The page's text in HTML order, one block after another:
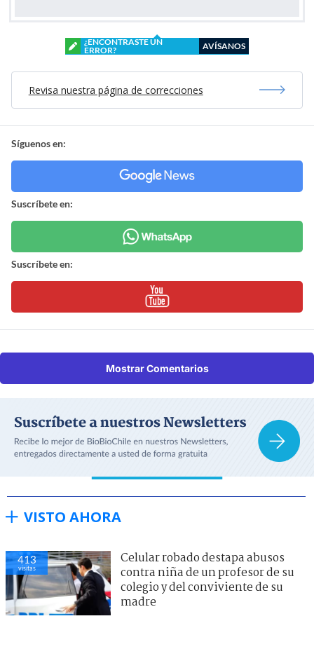
¿ENCONTRASTE UN
ERROR?
AVÍSANOS
Revisa nuestra página de correcciones
Síguenos en:
Suscríbete en:
Suscríbete en:
Mostrar Comentarios
VISTO AHORA
413
visitas
Celular robado destapa abusos
contra niña de un profesor de su
colegio y del conviviente de su
madre